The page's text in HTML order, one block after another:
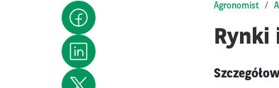
Agronomist
Rynki